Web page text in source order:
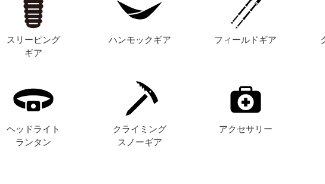
スリーピング
ギア
ハンモックギア フィールドギア
ヘッドライト
ランタン
クライミング
スノーギア
アクセサリー